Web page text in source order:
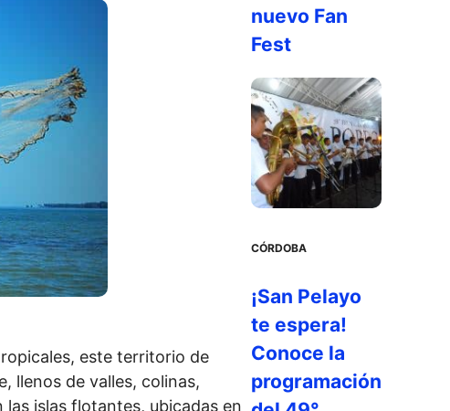
este territorio de
llenos de valles, colinas,
islas flotantes, ubicadas en
nuevo Fan
Fest
CÓRDOBA
¡San Pelayo
te espera!
Conoce la
programación